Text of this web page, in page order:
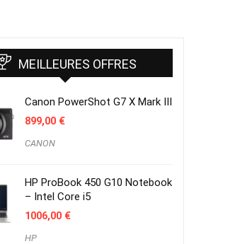
MEILLEURES OFFRES
Canon PowerShot G7 X Mark III
899,00 €
CANON
HP ProBook 450 G10 Notebook
– Intel Core i5
1006,00 €
HP